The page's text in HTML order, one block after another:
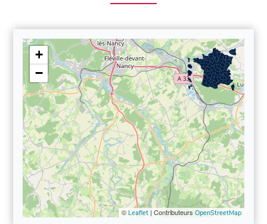
+
−
© Leaflet| Contributeurs OpenStreetMap